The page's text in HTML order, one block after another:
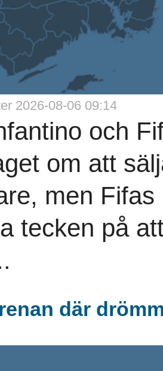
2026-08-06 09:14
och
om att
men
tecken på
där